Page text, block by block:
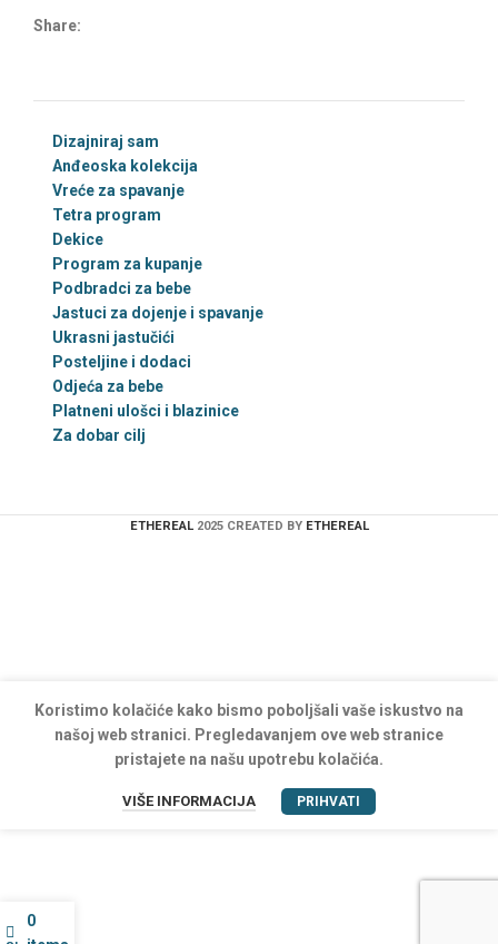
Share:
Dizajniraj sam
Anđeoska kolekcija
Vreće za spavanje
Tetra program
Dekice
Program za kupanje
Podbradci za bebe
Jastuci za dojenje i spavanje
Ukrasni jastučići
Posteljine i dodaci
Odjeća za bebe
Platneni ulošci i blazinice
Za dobar cilj
ETHEREAL 2025 CREATED BY ETHEREAL
Koristimo kolačiće kako bismo poboljšali vaše iskustvo na
našoj web stranici. Pregledavanjem ove web stranice
pristajete na našu upotrebu kolačića.
VIŠE INFORMACIJA PRIHVATI
0